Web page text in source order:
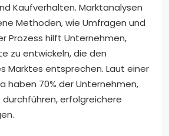
Kaufverhalten. Marktanalysen
Methoden, wie Umfragen und
Prozess hilft Unternehmen,
zu entwickeln, die den
Marktes entsprechen. Laut einer
haben 70% der Unternehmen,
erfolgreichere